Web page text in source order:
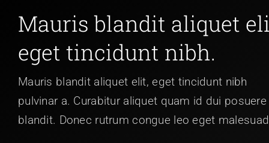
Mauris blandit aliquet
eget tincidunt nibh.
Mauris blandit aliquet elit, eget tincidunt nibh
pulvinar a. Curabitur aliquet quam id dui posuere
blandit. Donec rutrum congue leo eget